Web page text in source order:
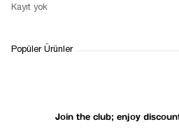
RETURN AND EXCHANGE
Join the club; enjoy
Kayıt yok
Popüler Ürünler